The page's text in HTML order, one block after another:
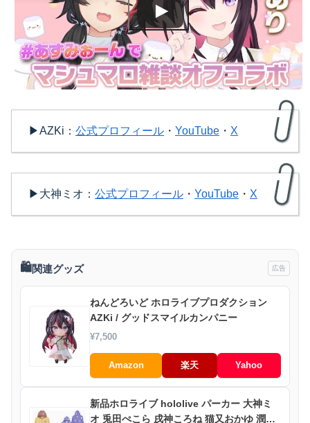
▶AZKi： 公式プロフィール ・ YouTube ・ X
▶大神ミオ： 公式プロフィール ・ YouTube ・ X
🛍️関連グッズ 広告
ねんどろいど ホロライブプロダクション
AZKi / グッドスマイルカンパニー
¥7,500
Amazon 楽天 Yahoo
新品ホロライブ hololive パーカー 大神ミ
オ 兎田ぺこら 戌神ころね 猫又おかゆ 潤羽